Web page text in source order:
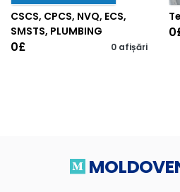
CSCS, CPCS, NVQ, ECS,
SMSTS, PLUMBING
0£ 0 afișări
0